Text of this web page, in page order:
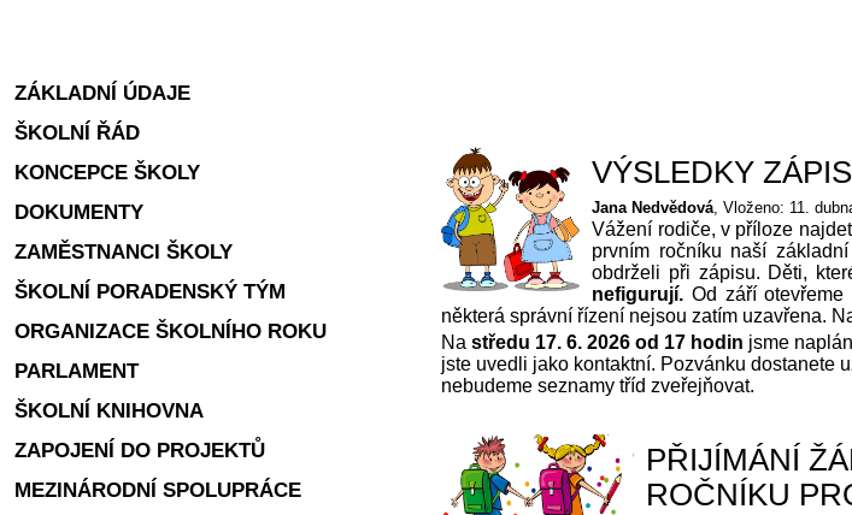
VÝSLEDKY
Jana Nedvědová Vloženo: 11.
Vážení rodiče, v příloze
prvním ročníku naší
obdrželi při zápisu. Děti,
nefigurují. Od září
některá správní řízení nejsou zatím uzavřena.
Na středu 17. 6. 2026 od 17 hodin jsme
jste uvedli jako kontaktní. Pozvánku dostanete
nebudeme seznamy tříd zveřejňovat.
PŘIJÍMÁNÍ
ROČNÍKU
ZÁKLADNÍ ÚDAJE
ŠKOLNÍ ŘÁD
KONCEPCE ŠKOLY
DOKUMENTY
ZAMĚSTNANCI ŠKOLY
ŠKOLNÍ PORADENSKÝ TÝM
ORGANIZACE ŠKOLNÍHO ROKU
PARLAMENT
ŠKOLNÍ KNIHOVNA
ZAPOJENÍ DO PROJEKTŮ
MEZINÁRODNÍ SPOLUPRÁCE